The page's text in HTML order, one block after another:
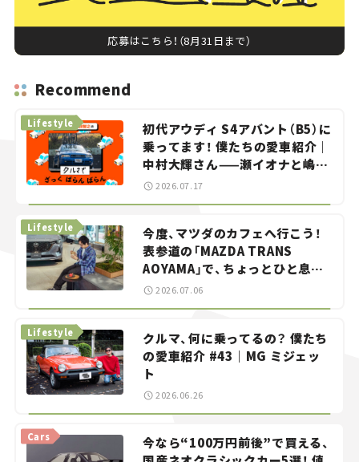
応募はこちら！（8月31日まで）
Recommend
初代アウディ S4アバント（B5）に
乗ってます！ 僕たちの愛車紹介｜
中村大輝さん——瀬イオナと嶋田
智之の「クルマでざっくばらんば
Lifestyle
2026.07.17
今度、マツダのカフェへ行こう！
表参道の「MAZDA TRANS
AOYAMA」で、ちょっとひと息。
——連載｜CCGとクルマでどうす
Lifestyle
2026.07.06
クルマ、何に乗ってるの？ 僕たち
の愛車紹介 #43｜MG ミジェッ
ト
Lifestyle
2026.06.26
今なら“100万円前後”で買える、
Cars